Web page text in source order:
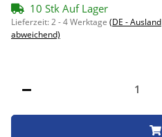
10 Stk Auf Lager
Lieferzeit:2 - 4 Werktage (DE - Ausland
abweichend)